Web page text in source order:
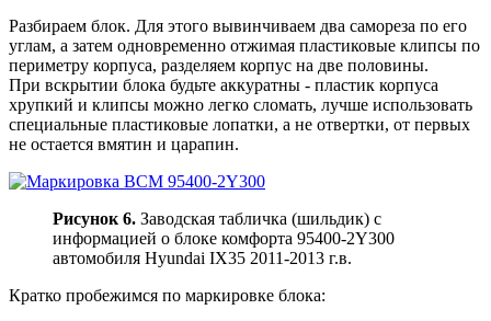
Разбираем блок. Для этого вывинчиваем два самореза по его
углам, а затем одновременно отжимая пластиковые клипсы по
периметру корпуса, разделяем корпус на две половины.
При вскрытии блока будьте аккуратны - пластик корпуса
хрупкий и клипсы можно легко сломать, лучше использовать
специальные пластиковые лопатки, а не отвертки, от первых
не остается вмятин и царапин.
Рисунок 6. Заводская табличка (шильдик) с
информацией о блоке комфорта 95400-2Y300
автомобиля Hyundai IX35 2011-2013 г.в.
Кратко пробежимся по маркировке блока: